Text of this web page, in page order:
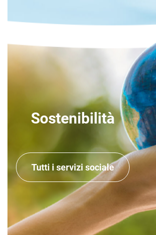
Sostenibilità
Tutti i servizi sociale